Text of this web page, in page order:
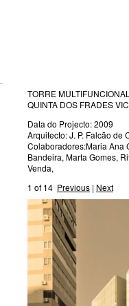
TORRE MULTIFUNCIONAL
QUINTA DOS FRADES
Data do Projecto: 2009
Arquitecto: J. P. Falcão de
Colaboradores:Maria Ana
Bandeira, Marta Gomes,
Venda,
1 of 14 Previous | Next